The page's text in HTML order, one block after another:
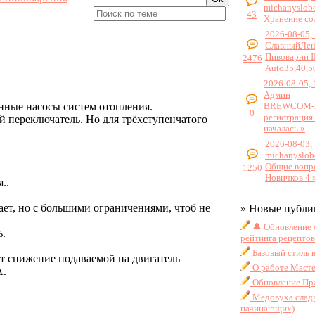
насосы систем отопления.
Но для трёхступенчатого
но с большими ограничениями, чтоб не
снижение подаваемой на двигатель
43
Хранение
2476
2026-08-05,
Пивоварни
0
2026-08-05,
Админ
началась »
1250
2026-08-03,
Общие
Новичков 4
» Новые
🔔 Обновление
рейтинга рецептов
Базовый стиль
О работе
Обновление
Медовуха
начинающих)